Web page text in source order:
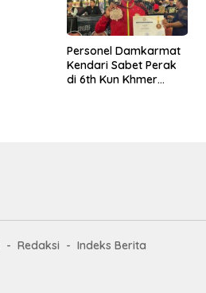
Personel Damkarmat
Kendari Sabet Perak
di 6th Kun Khmer
Redaksi
Indeks Berita